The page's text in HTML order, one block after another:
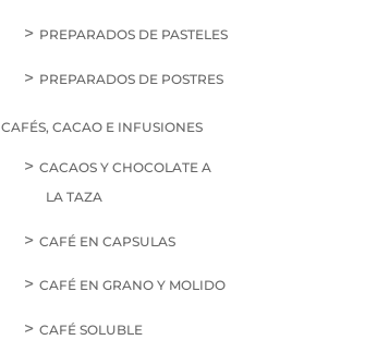
PREPARADOS DE PASTELES
PREPARADOS DE POSTRES
CAFÉS, CACAO E INFUSIONES
CACAOS Y CHOCOLATE A
LA TAZA
CAFÉ EN CAPSULAS
CAFÉ EN GRANO Y MOLIDO
CAFÉ SOLUBLE